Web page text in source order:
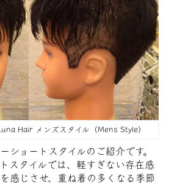
Hair メンズスタイル（Mens Style）
ショートスタイルのご紹介です。
スタイルでは、軽すぎない存在感
感じさせ、重ね着の多くなる季節